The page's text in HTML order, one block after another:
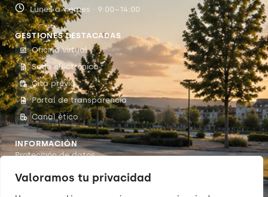
Valoramos tu privacidad
Lunes a viernes · 9:00–14:00
GESTIONES DESTACADAS
Oficina virtual
Sede electrónica
Cita previa
Portal de transparencia
Canal ético
INFORMACIÓN
Protección de datos
Aviso legal